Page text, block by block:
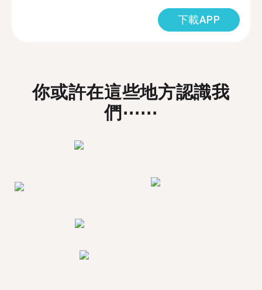
下載APP
你或許在這些地方認識我
們⋯⋯